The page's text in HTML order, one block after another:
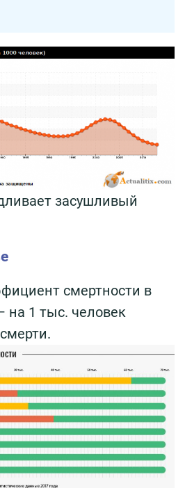
засушливый
смертности в
на 1 тыс. человек